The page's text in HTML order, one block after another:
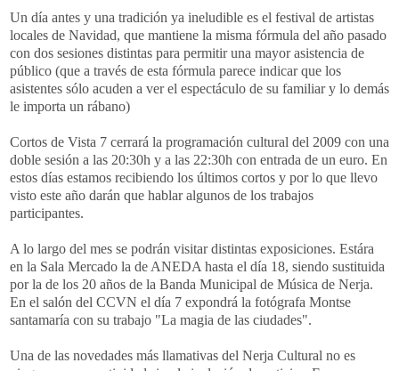
Un día antes y una tradición ya ineludible es el festival de artistas
locales de Navidad, que mantiene la misma fórmula del año pasado
con dos sesiones distintas para permitir una mayor asistencia de
público (que a través de esta fórmula parece indicar que los
asistentes sólo acuden a ver el espectáculo de su familiar y lo demás
le importa un rábano)
Cortos de Vista 7 cerrará la programación cultural del 2009 con una
doble sesión a las 20:30h y a las 22:30h con entrada de un euro. En
estos días estamos recibiendo los últimos cortos y por lo que llevo
visto este año darán que hablar algunos de los trabajos
participantes.
A lo largo del mes se podrán visitar distintas exposiciones. Estára
en la Sala Mercado la de ANEDA hasta el día 18, siendo sustituida
por la de los 20 años de la Banda Municipal de Música de Nerja.
En el salón del CCVN el día 7 expondrá la fotógrafa Montse
santamaría con su trabajo "La magia de las ciudades".
Una de las novedades más llamativas del Nerja Cultural no es